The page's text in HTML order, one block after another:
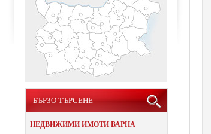
БЪРЗО ТЪРСЕНЕ
НЕДВИЖИМИ ИМОТИ ВАРНА